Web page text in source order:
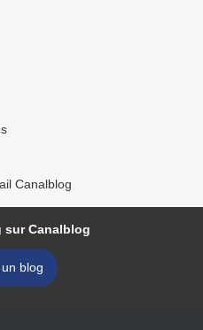
Canalblog
sur Canalblog
blog